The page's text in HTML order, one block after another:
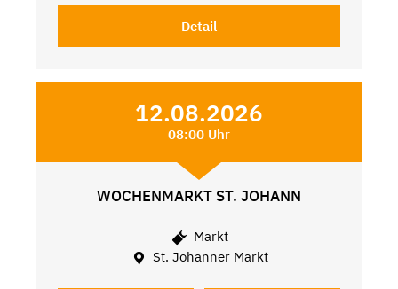
Detail
12.08.2026
08:00 Uhr
WOCHENMARKT ST. JOHANN
Markt
St. Johanner Markt